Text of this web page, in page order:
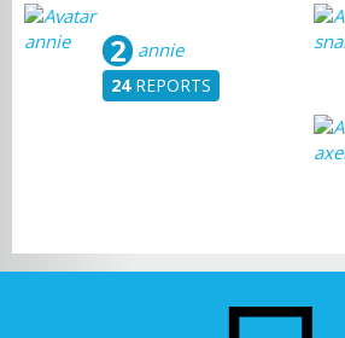
annie
2
24REPORTS